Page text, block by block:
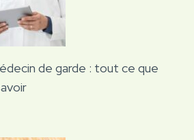
de garde : tout ce que